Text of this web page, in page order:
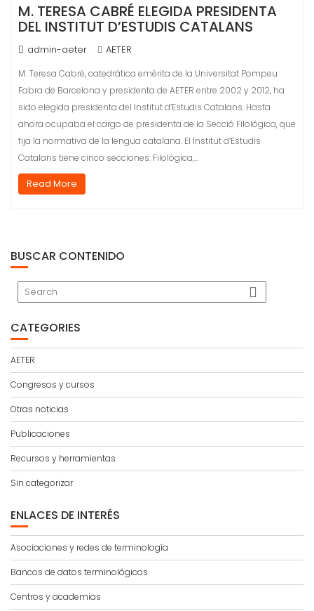
M. TERESA CABRÉ ELEGIDA PRESIDENTA
DEL INSTITUT D’ESTUDIS CATALANS
admin-aeter AETER
M. Teresa Cabré, catedrática emérita de la Universitat Pompeu
Fabra de Barcelona y presidenta de AETER entre 2002 y 2012, ha
sido elegida presidenta del Institut d’Estudis Catalans. Hasta
ahora ocupaba el cargo de presidenta de la Secció Filológica, que
fija la normativa de la lengua catalana. El Institut d’Estudis
Catalans tiene cinco secciones: Filológica,…
Read More
BUSCAR CONTENIDO
CATEGORIES
AETER
Congresos y cursos
Otras noticias
Publicaciones
Recursos y herramientas
Sin categorizar
ENLACES DE INTERÉS
Asociaciones y redes de terminología
Bancos de datos terminológicos
Centros y academias